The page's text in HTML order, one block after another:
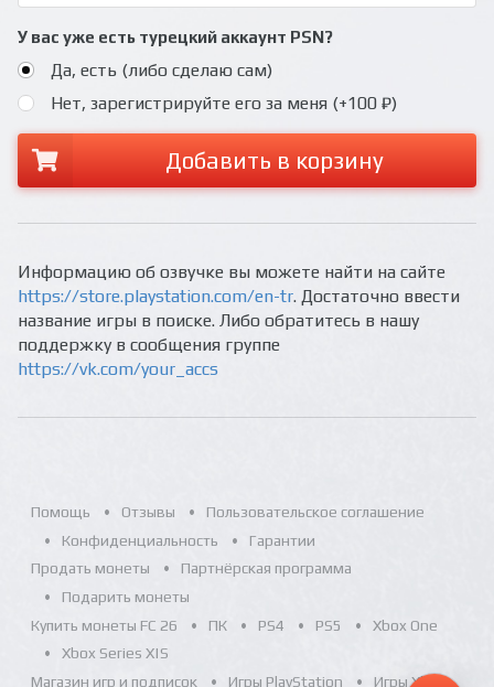
У вас уже есть турецкий аккаунт PSN?
Да, есть (либо сделаю сам)
Нет, зарегистрируйте его за меня (+100 ₽)
Добавить в корзину
Информацию об озвучке вы можете найти на сайте
https://store.playstation.com/en-tr. Достаточно ввести
название игры в поиске. Либо обратитесь в нашу
поддержку в сообщения группе
https://vk.com/your_accs
Помощь Отзывы
Пользовательское соглашение
Конфиденциальность
Гарантии
Продать монеты
Партнёрская программа
Подарить монеты
Купить монеты FC 26
ПК PS4 PS5
Xbox One
Xbox Series X|S
Магазин игр и подписок
Игры PlayStation Игры Xbox